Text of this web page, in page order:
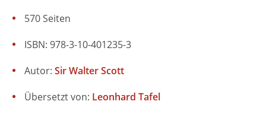
Übersetzt von: Leonhard Tafel
ISBN: 978-3-10-401235-3
570 Seiten
Autor: Sir Walter Scott